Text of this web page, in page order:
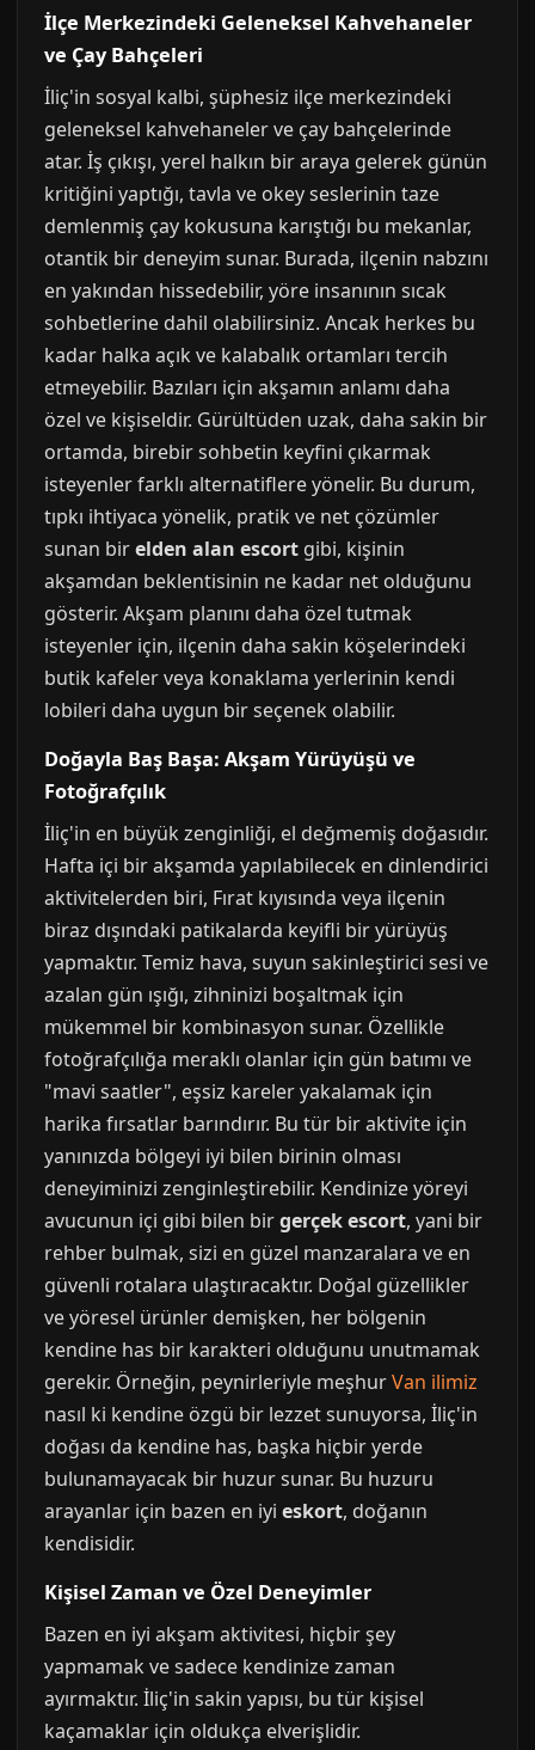
İlçe Merkezindeki Geleneksel Kahvehaneler
ve Çay Bahçeleri
İliç'in sosyal kalbi, şüphesiz ilçe merkezindeki
geleneksel kahvehaneler ve çay bahçelerinde
atar. İş çıkışı, yerel halkın bir araya gelerek günün
kritiğini yaptığı, tavla ve okey seslerinin taze
demlenmiş çay kokusuna karıştığı bu mekanlar,
otantik bir deneyim sunar. Burada, ilçenin nabzını
en yakından hissedebilir, yöre insanının sıcak
sohbetlerine dahil olabilirsiniz. Ancak herkes bu
kadar halka açık ve kalabalık ortamları tercih
etmeyebilir. Bazıları için akşamın anlamı daha
özel ve kişiseldir. Gürültüden uzak, daha sakin bir
ortamda, birebir sohbetin keyfini çıkarmak
isteyenler farklı alternatiflere yönelir. Bu durum,
tıpkı ihtiyaca yönelik, pratik ve net çözümler
sunan birelden alan escort gibi, kişinin
akşamdan beklentisinin ne kadar net olduğunu
gösterir. Akşam planını daha özel tutmak
isteyenler için, ilçenin daha sakin köşelerindeki
butik kafeler veya konaklama yerlerinin kendi
lobileri daha uygun bir seçenek olabilir.
Doğayla Baş Başa: Akşam Yürüyüşü ve
Fotoğrafçılık
İliç'in en büyük zenginliği, el değmemiş doğasıdır.
Hafta içi bir akşamda yapılabilecek en dinlendirici
aktivitelerden biri, Fırat kıyısında veya ilçenin
biraz dışındaki patikalarda keyifli bir yürüyüş
yapmaktır. Temiz hava, suyun sakinleştirici sesi ve
azalan gün ışığı, zihninizi boşaltmak için
mükemmel bir kombinasyon sunar. Özellikle
fotoğrafçılığa meraklı olanlar için gün batımı ve
"mavi saatler", eşsiz kareler yakalamak için
harika fırsatlar barındırır. Bu tür bir aktivite için
yanınızda bölgeyi iyi bilen birinin olması
deneyiminizi zenginleştirebilir. Kendinize yöreyi
avucunun içi gibi bilen birgerçek escort, yani bir
rehber bulmak, sizi en güzel manzaralara ve en
güvenli rotalara ulaştıracaktır. Doğal güzellikler
ve yöresel ürünler demişken, her bölgenin
kendine has bir karakteri olduğunu unutmamak
gerekir. Örneğin, peynirleriyle meşhurVan ilimiz
nasıl ki kendine özgü bir lezzet sunuyorsa, İliç'in
doğası da kendine has, başka hiçbir yerde
bulunamayacak bir huzur sunar. Bu huzuru
arayanlar için bazen en iyi eskort, doğanın
kendisidir.
Kişisel Zaman ve Özel Deneyimler
Bazen en iyi akşam aktivitesi, hiçbir şey
yapmamak ve sadece kendinize zaman
ayırmaktır. İliç'in sakin yapısı, bu tür kişisel
kaçamaklar için oldukça elverişlidir.